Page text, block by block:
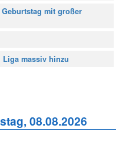
Geburtstag mit großer
Liga massiv hinzu
08.08.2026